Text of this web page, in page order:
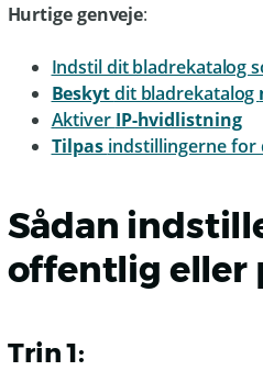
Hurtige genveje:
Indstil dit bladrekatalog
Beskytdit bladrekatalog
Aktiver IP-hvidlistning
Tilpas indstillingerne for
Sådan
offentlig eller
Trin 1: